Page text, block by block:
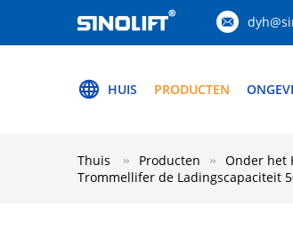
HUIS PRODUCTEN
Thuis Producten Onder het
Trommellifer de Ladingscapaciteit